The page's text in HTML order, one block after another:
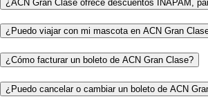
¿ACN Gran Clase ofrece descuentos INAPAM,
¿Puedo viajar con mi mascota en ACN Gran
¿Cómo facturar un boleto de ACN Gran Clase?
¿Puedo cancelar o cambiar un boleto de ACN